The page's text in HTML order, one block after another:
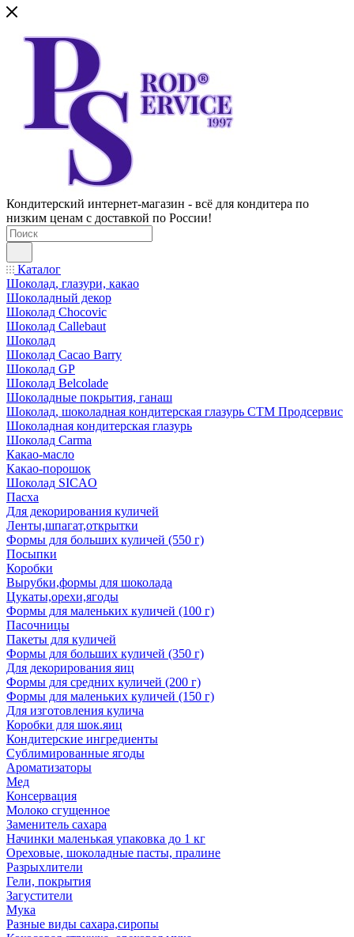
Кондитерский интернет-магазин - всё для кондитера по
низким ценам с доставкой по России!
Каталог
Шоколад, глазури, какао
Шоколадный декор
Шоколад Chocovic
Шоколад Callebaut
Шоколад
Шоколад Cacao Barry
Шоколад GP
Шоколад Belcolade
Шоколадные покрытия, ганаш
Шоколад, шоколадная кондитерская глазурь СТМ Продсервис
Шоколадная кондитерская глазурь
Шоколад Carma
Какао-масло
Какао-порошок
Шоколад SICAO
Пасха
Для декорирования куличей
Ленты,шпагат,открытки
Формы для больших куличей (550 г)
Посыпки
Коробки
Вырубки,формы для шоколада
Цукаты,орехи,ягоды
Формы для маленьких куличей (100 г)
Пасочницы
Пакеты для куличей
Формы для больших куличей (350 г)
Для декорирования яиц
Формы для средних куличей (200 г)
Формы для маленьких куличей (150 г)
Для изготовления кулича
Коробки для шок.яиц
Кондитерские ингредиенты
Сублимированные ягоды
Ароматизаторы
Мед
Консервация
Молоко сгущенное
Заменитель сахара
Начинки маленькая упаковка до 1 кг
Ореховые, шоколадные пасты, пралине
Разрыхлители
Гели, покрытия
Загустители
Мука
Разные виды сахара,сиропы